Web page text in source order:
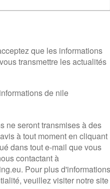
conteste, la réunion
en charge des
2017 restera un «
ce sont les stratégies
Certains
programme de suivi
de vie.
reporter, couvre
nous présenter ce
de prises en
(situé au 5 rue de
: